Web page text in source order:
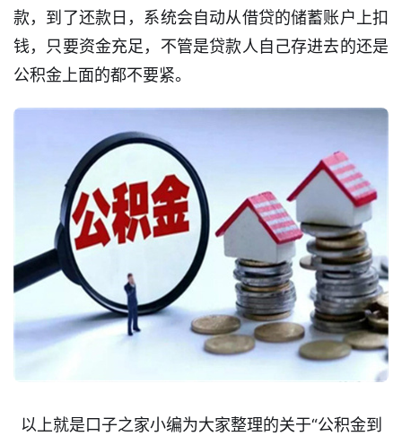
首
口
息
款，到了还款日，系统会自动从借贷的储蓄账户上扣
钱，只要资金充足，不管是贷款人自己存进去的还是
公积金上面的都不要紧。
以上就是口子之家小编为大家整理的关于“公积金到